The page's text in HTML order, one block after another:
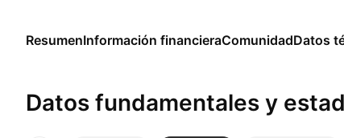
ResumenInformación financieraComunidadDatos
Datos fundamentales y